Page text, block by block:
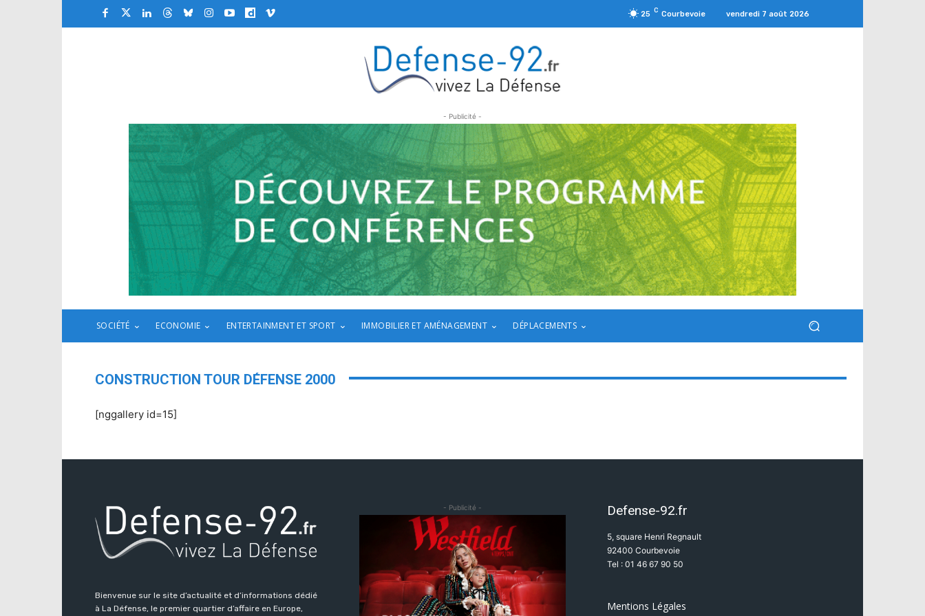
25 C Courbevoie vendredi 7 août 2026
- Publicité -
SOCIÉTÉ ECONOMIE ENTERTAINMENT ET SPORT IMMOBILIER ET AMÉNAGEMENT DÉPLACEMENTS
CONSTRUCTION TOUR DÉFENSE 2000
[nggallery id=15]
Bienvenue sur le site d’actualité et d’informations dédié
à La Défense, le premier quartier d’affaire en Europe,
- Publicité - Defense-92.fr
5, square Henri Regnault
92400 Courbevoie
Tel : 01 46 67 90 50
Mentions Légales